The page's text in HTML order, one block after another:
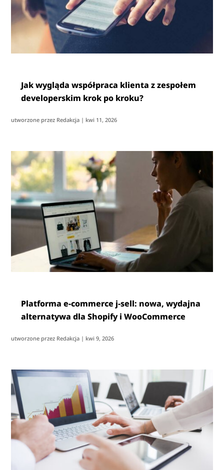
Jak wygląda współpraca klienta z zespołem
developerskim krok po kroku?
utworzone przez Redakcja | kwi 11, 2026
Platforma e-commerce j-sell: nowa, wydajna
alternatywa dla Shopify i WooCommerce
utworzone przez Redakcja | kwi 9, 2026